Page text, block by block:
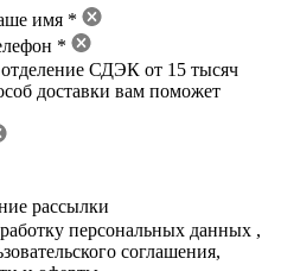
имя *
*
СДЭК от 15 тысяч
доставки вам поможет
рассылки
персональных данных ,
соглашения,